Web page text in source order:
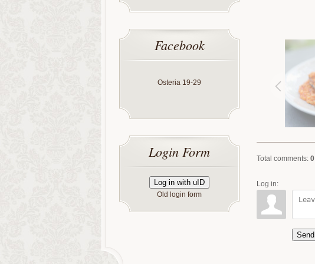
Total comments: 0
Log in:
Send
Facebook
Osteria 19-29
Login Form
Log in with uID
Old login form